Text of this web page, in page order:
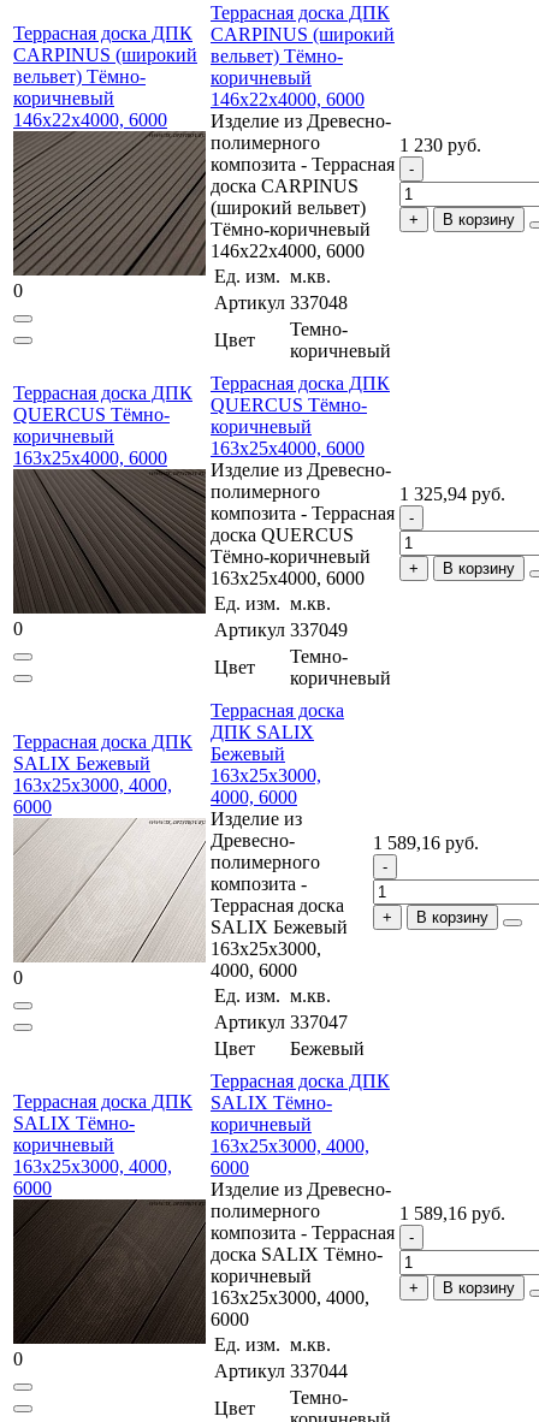
Террасная доска ДПК
CARPINUS (широкий
вельвет) Тёмно-
коричневый
146x22x4000, 6000
0
Террасная доска ДПК
CARPINUS (широкий
вельвет) Тёмно-
коричневый
146x22x4000, 6000
Изделие из Древесно-
полимерного
композита - Террасная
доска CARPINUS
(широкий вельвет)
Тёмно-коричневый
146x22x4000, 6000
Ед. изм. м.кв.
Артикул 337048
Цвет
Темно-
коричневый
1 230 руб.
В корзину
Террасная доска ДПК
QUERCUS Тёмно-
коричневый
163x25x4000, 6000
0
Террасная доска ДПК
QUERCUS Тёмно-
коричневый
163x25x4000, 6000
Изделие из Древесно-
полимерного
композита - Террасная
доска QUERCUS
Тёмно-коричневый
163x25x4000, 6000
Ед. изм. м.кв.
Артикул 337049
Цвет
Темно-
коричневый
1 325,94 руб.
В корзину
Террасная доска ДПК
SALIX Бежевый
163x25x3000, 4000,
6000
0
Террасная доска
ДПК SALIX
Бежевый
163x25x3000,
4000, 6000
Изделие из
Древесно-
полимерного
композита -
Террасная доска
SALIX Бежевый
163x25x3000,
4000, 6000
Ед. изм. м.кв.
Артикул 337047
Цвет
Бежевый
1 589,16 руб.
В корзину
Террасная доска ДПК
SALIX Тёмно-
коричневый
163x25x3000, 4000,
6000
0
Террасная доска ДПК
SALIX Тёмно-
коричневый
163x25x3000, 4000,
6000
Изделие из Древесно-
полимерного
композита - Террасная
доска SALIX Тёмно-
коричневый
163x25x3000, 4000,
6000
Ед. изм. м.кв.
Артикул 337044
Цвет
Темно-
1 589,16 руб.
В корзину